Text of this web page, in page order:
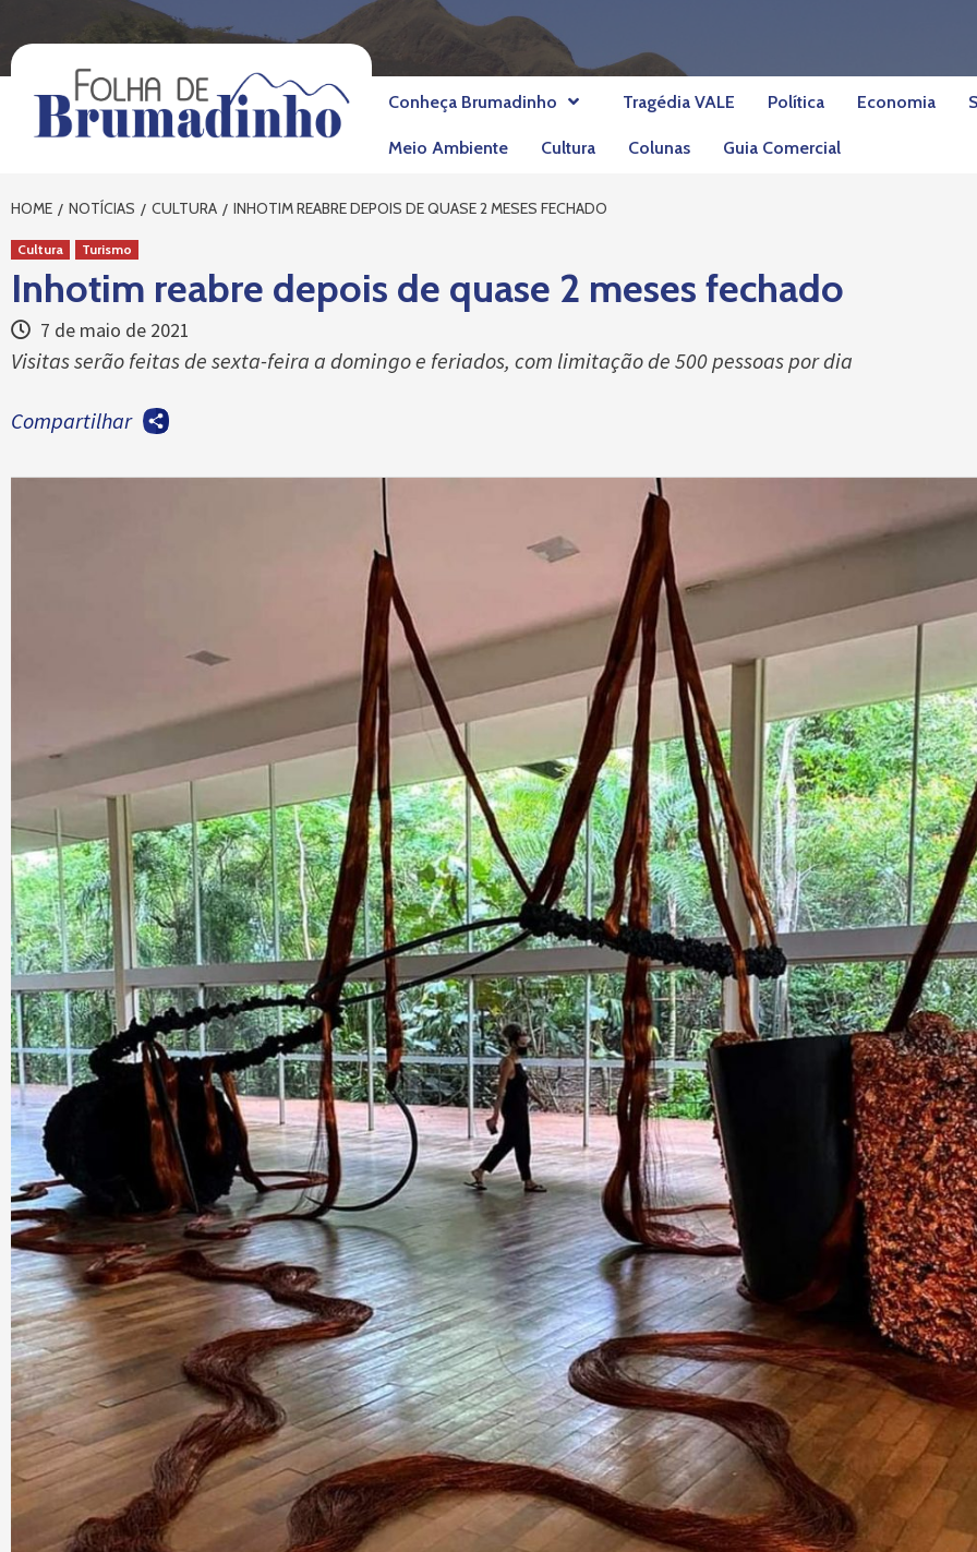
content
Conheça Brumadinho Tragédia VALE Política Economia
Meio Ambiente Cultura Colunas Guia Comercial
HOME NOTÍCIAS CULTURA INHOTIM REABRE DEPOIS DE QUASE 2 MESES FECHADO
Cultura Turismo
Inhotim reabre depois de quase 2 meses fechado
7 de maio de 2021
Visitas serão feitas de sexta-feira a domingo e feriados, com limitação de 500 pessoas por dia
Compartilhar